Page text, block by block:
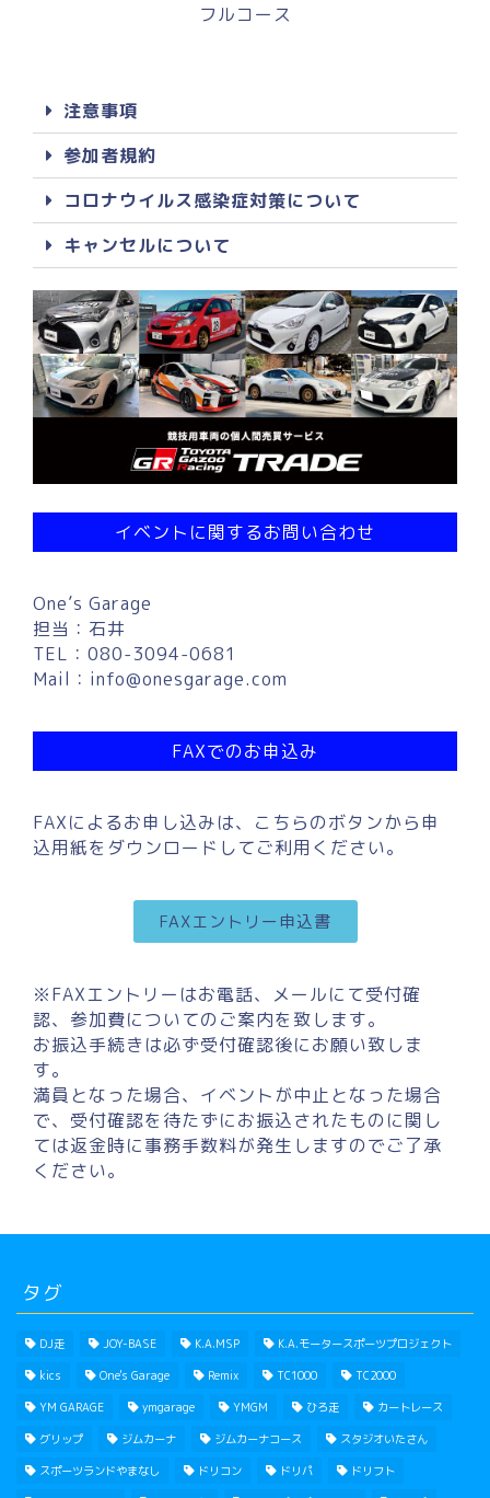
フルコース
注意事項
参加者規約
コロナウイルス感染症対策について
キャンセルについて
イベントに関するお問い合わせ
One’s Garage
担当：石井
TEL：080-3094-0681
Mail： info@onesgarage.com
FAXでのお申込み
FAXによるお申し込みは、こちらのボタンから申
込用紙をダウンロードしてご利用ください。
FAXエントリー申込書
※FAXエントリーはお電話、メールにて受付確
認、参加費についてのご案内を致します。
お振込手続きは必ず受付確認後にお願い致しま
す。
満員となった場合、イベントが中止となった場合
で、受付確認を待たずにお振込されたものに関し
ては返金時に事務手数料が発生しますのでご了承
ください。
タグ
DJ走 JOY-BASE K.A.MSP K.A.モータースポーツプロジェクト
kics One's Garage Remix TC1000 TC2000
YM GARAGE ymgarage YMGM ひろ走 カートレース
グリップ ジムカーナ ジムカーナコース スタジオいたさん
スポーツランドやまなし ドリコン ドリパ ドリフト